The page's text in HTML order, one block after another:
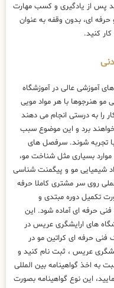
پس از یادگیری و کسب مهارت
ای، بدون وقفه به عنوان
کنید.
آموزشی عالی در آموزشگاه
مو هنرجوها با هر مواد مویی
را به درستی انجام می دهند
برد و این موضوع سبب
تجربه شوند. سرفصل های
بسیاری مثل شناخت مو،
شیمیایی مو و پیگمنت شناسی
روی سر مشتری کاملا حرفه
تکمیل دوره مبتدی و
حرفه ای آماده شود. این
های ارایشگری عریس در
فنی حرفه ای کراتین مو در
عریس ، ثبت نام کنید و
به اخذ گواهینامه بین المللی
این نوع گواهینامه بصورت